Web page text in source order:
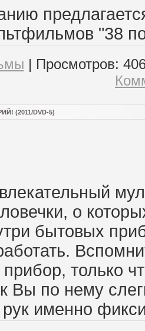
"38
| Просмотров:
(2011/DVD-5)
о
бытовых
только
Вы по нему
рук именно